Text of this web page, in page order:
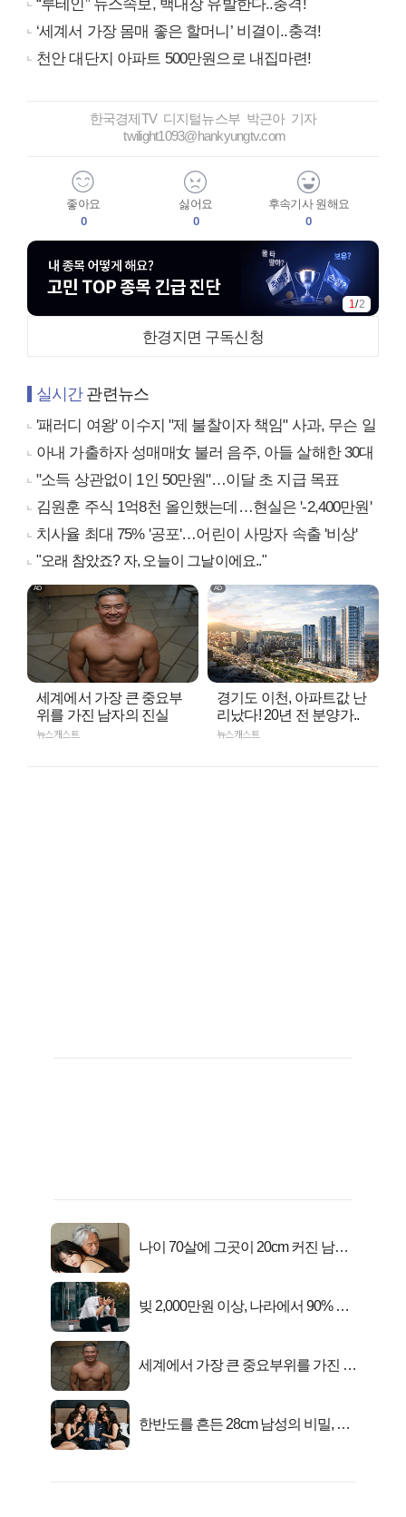
“루테인” 뉴스속보, 백내장 유발한다..충격!
‘세계서 가장 몸매 좋은 할머니’ 비결이..충격!
천안 대단지 아파트 500만원으로 내집마련!
한국경제TV 디지털뉴스부 박근아 기자
twilight1093@hankyungtv.com
좋아요
0
싫어요
0
후속기사 원해요
0
1/2
한경지면 구독신청
실시간관련뉴스
'패러디 여왕' 이수지 "제 불찰이자 책임" 사과, 무슨 일
아내 가출하자 성매매女 불러 음주, 아들 살해한 30대
"소득 상관없이 1인 50만원"…이달 초 지급 목표
김원훈 주식 1억8천 올인했는데…현실은 '-2,400만원'
치사율 최대 75% '공포'…어린이 사망자 속출 '비상'
"오래 참았죠? 자, 오늘이 그날이에요.."
세계에서 가장 큰 중요부
위를 가진 남자의 진실
뉴스캐스트
경기도 이천, 아파트값 난
리났다! 20년 전 분양가..
뉴스캐스트
나이 70살에 그곳이 20cm 커진 남자..
빚 2,000만원 이상, 나라에서 90% 갚
세계에서 가장 큰 중요부위를 가진 남
한반도를 흔든 28cm 남성의 비밀, 매